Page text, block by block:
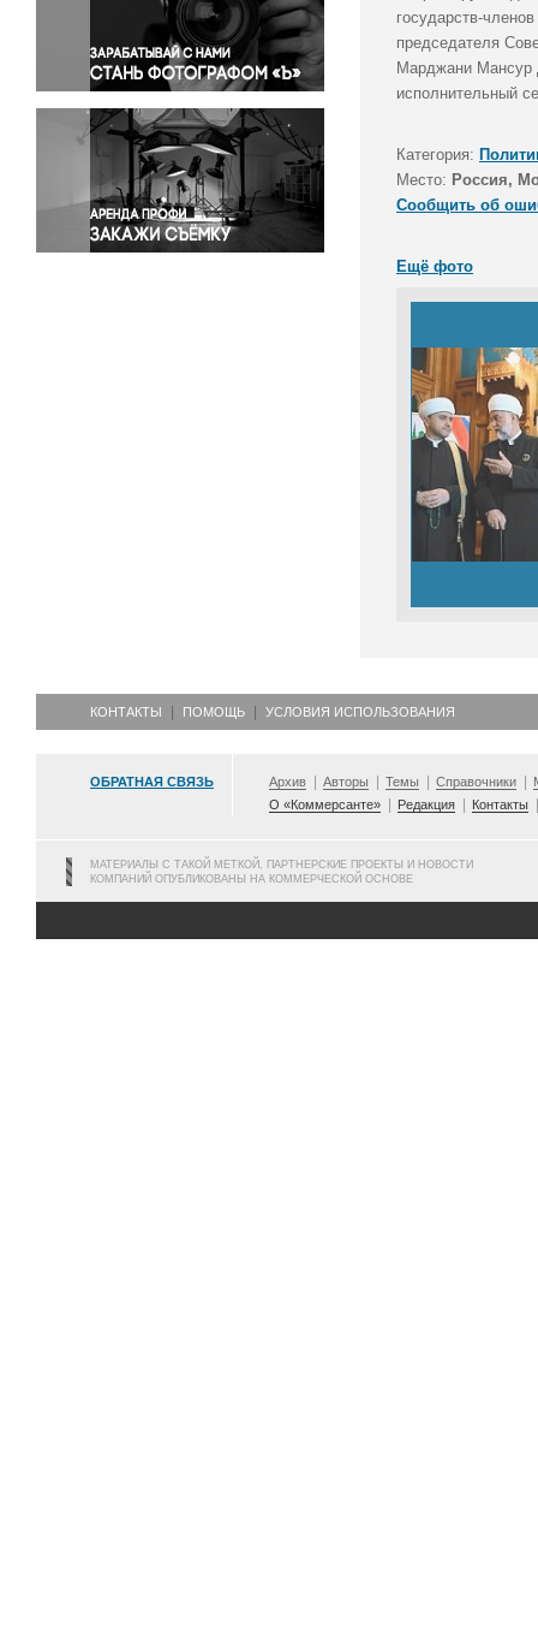
Правосудие
Происшествия и конфликты
Религия
Светская жизнь
Спорт
Экология
Экономика и бизнес
государств-
председателя
Марджани Мансур
исполнительный
Категория:
Место: Россия,
Сообщить об
Ещё фото
КОНТАКТЫ ПОМОЩЬ УСЛОВИЯ ИСПОЛЬЗОВАНИЯ
ОБРАТНАЯ СВЯЗЬ Архив Авторы Темы Справочники
О «Коммерсанте»
Редакция Контакты
МАТЕРИАЛЫ С ТАКОЙ МЕТКОЙ, ПАРТНЕРСКИЕ ПРОЕКТЫ И НОВОСТИ
КОМПАНИЙ ОПУБЛИКОВАНЫ НА КОММЕРЧЕСКОЙ ОСНОВЕ